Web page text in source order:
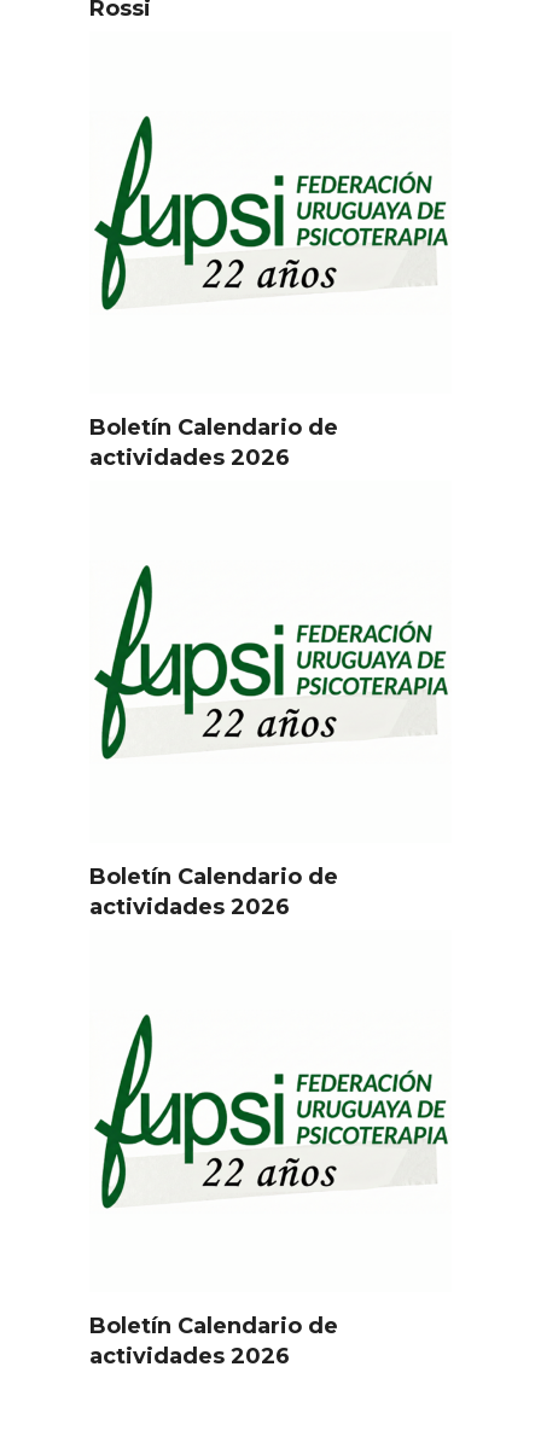
Rossi
Boletín Calendario de
actividades 2026
Boletín Calendario de
actividades 2026
Boletín Calendario de
actividades 2026